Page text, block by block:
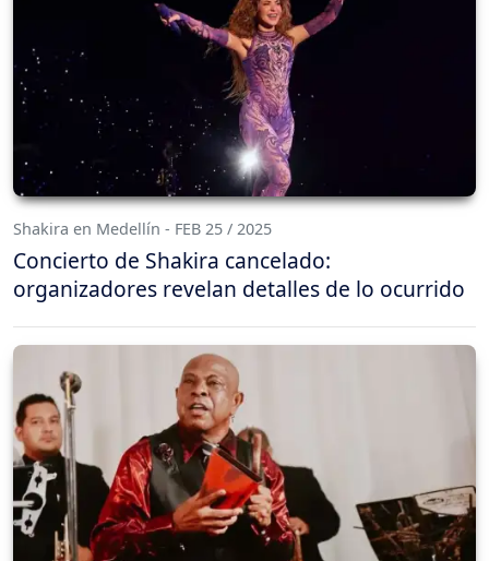
Shakira en Medellín - FEB 25 / 2025
Concierto de Shakira cancelado:
organizadores revelan detalles de lo ocurrido